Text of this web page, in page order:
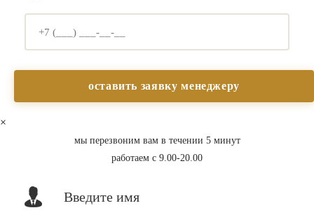
×
мы перезвоним вам в течении 5 минут
работаем с 9.00-20.00
Введите имя